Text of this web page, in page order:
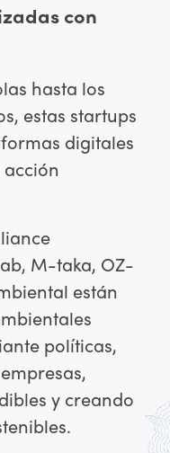
con
hasta los
estas startups
digitales
M-taka, OZ-
están
políticas,
y creando